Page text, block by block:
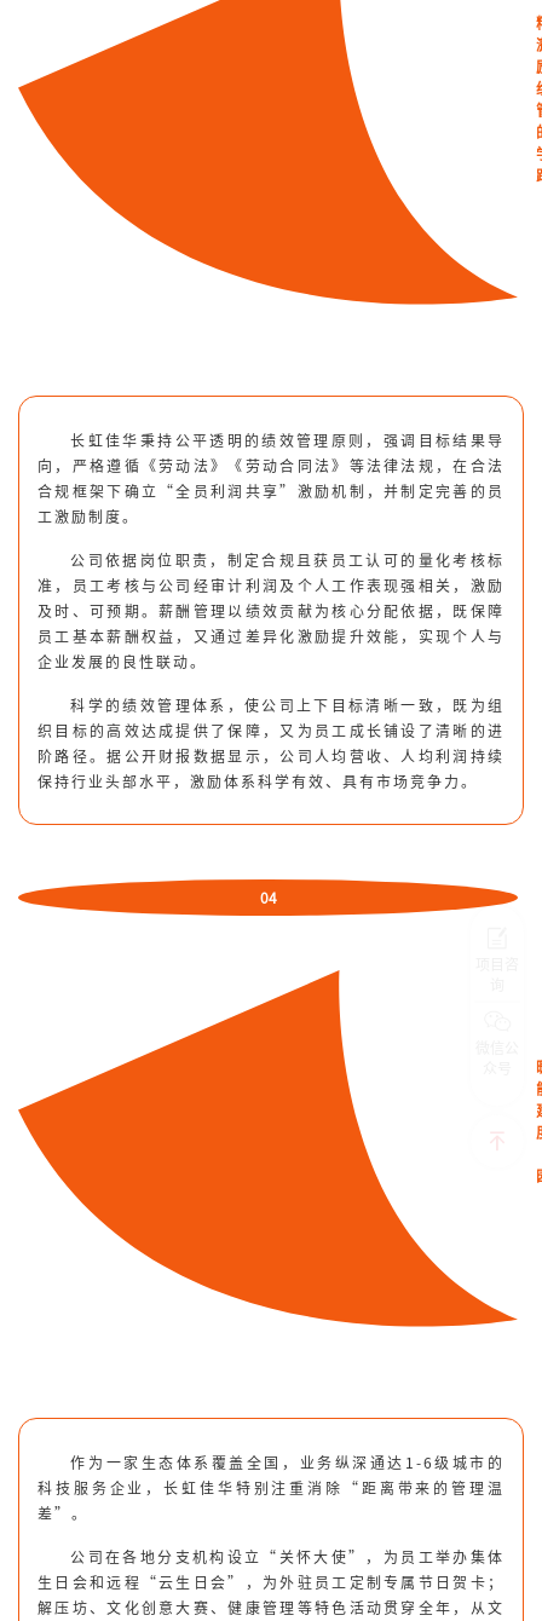
长虹佳华秉持公平透明的绩效管理原则，强调目标结果导
向，严格遵循《劳动法》《劳动合同法》等法律法规，在合法
合规框架下确立“全员利润共享”激励机制，并制定完善的员
工激励制度。
公司依据岗位职责，制定合规且获员工认可的量化考核标
准，员工考核与公司经审计利润及个人工作表现强相关，激励
及时、可预期。薪酬管理以绩效贡献为核心分配依据，既保障
员工基本薪酬权益，又通过差异化激励提升效能，实现个人与
企业发展的良性联动。
科学的绩效管理体系，使公司上下目标清晰一致，既为组
织目标的高效达成提供了保障，又为员工成长铺设了清晰的进
阶路径。据公开财报数据显示，公司人均营收、人均利润持续
保持行业头部水平，激励体系科学有效、具有市场竞争力。
04
作为一家生态体系覆盖全国，业务纵深通达1-6级城市的
科技服务企业，长虹佳华特别注重消除“距离带来的管理温
差”。
公司在各地分支机构设立“关怀大使”，为员工举办集体
生日会和远程“云生日会”，为外驻员工定制专属节日贺卡；
解压坊、文化创意大赛、健康管理等特色活动贯穿全年，从文